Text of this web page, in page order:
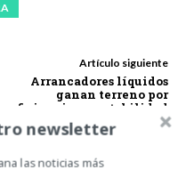
Artículo siguiente
Arrancadores líquidos
ganan terreno por
eficiencia y rentabilidad
newsletter
las noticias más